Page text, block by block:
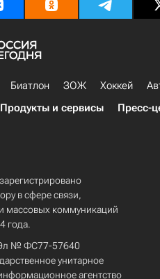
Биатлон ЗОЖ Хоккей
Продукты и сервисы Пресс-
в сфере связи,
массовых коммуникаций
года.
Эл № ФС77-57640
унитарное
агентство